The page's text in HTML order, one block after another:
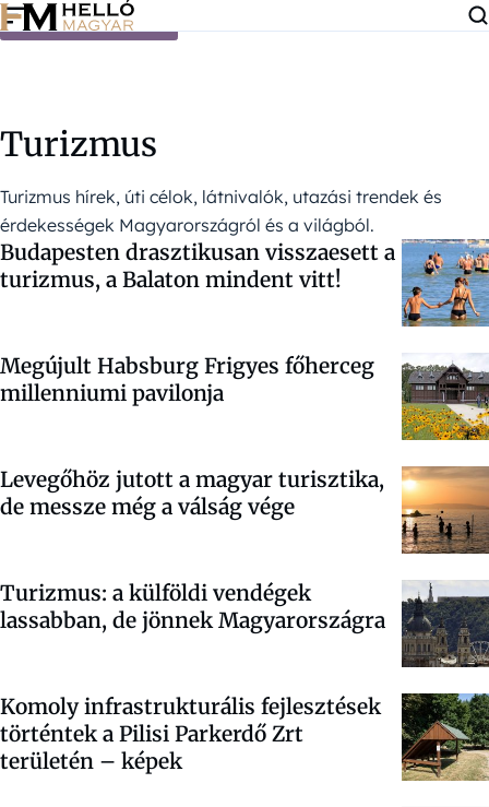
Ugrás a tartalomra
Turizmus
Turizmus hírek, úti célok, látnivalók, utazási trendek és
érdekességek Magyarországról és a világból.
Budapesten drasztikusan visszaesett a
turizmus, a Balaton mindent vitt!
Megújult Habsburg Frigyes főherceg
millenniumi pavilonja
Levegőhöz jutott a magyar turisztika,
de messze még a válság vége
Turizmus: a külföldi vendégek
lassabban, de jönnek Magyarországra
Komoly infrastrukturális fejlesztések
történtek a Pilisi Parkerdő Zrt
területén – képek